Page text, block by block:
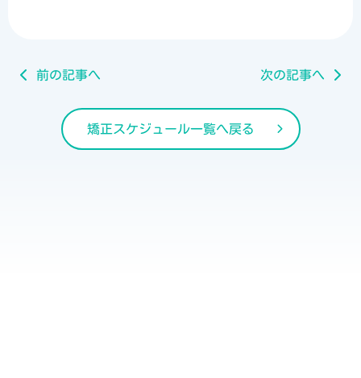
前の記事へ 次の記事へ
矯正スケジュール一覧へ戻る